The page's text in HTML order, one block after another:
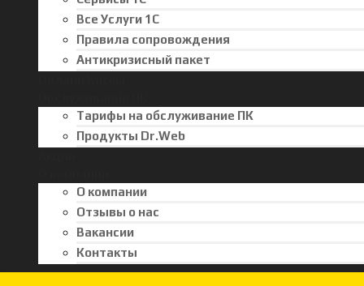
Все Услуги 1С
Правила сопровождения
Антикризисный пакет
Тарифы на обслуживание ПК
Продукты Dr.Web
О компании
Отзывы о нас
Вакансии
Контакты